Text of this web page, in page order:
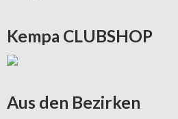
Kempa CLUBSHOP
Aus den Bezirken